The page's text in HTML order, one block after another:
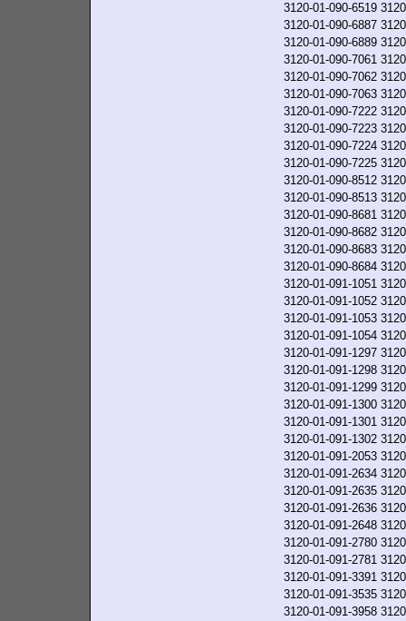
3120-01-090-6519
3120-01-090-6887
3120-01-090-6889
3120-01-090-7061
3120-01-090-7062
3120-01-090-7063
3120-01-090-7222
3120-01-090-7223
3120-01-090-7224
3120-01-090-7225
3120-01-090-8512
3120-01-090-8513
3120-01-090-8681
3120-01-090-8682
3120-01-090-8683
3120-01-090-8684
3120-01-091-1051
3120-01-091-1052
3120-01-091-1053
3120-01-091-1054
3120-01-091-1297
3120-01-091-1298
3120-01-091-1299
3120-01-091-1300
3120-01-091-1301
3120-01-091-1302
3120-01-091-2053
3120-01-091-2634
3120-01-091-2635
3120-01-091-2636
3120-01-091-2648
3120-01-091-2780
3120-01-091-2781
3120-01-091-3391
3120-01-091-3535
3120-01-091-3958